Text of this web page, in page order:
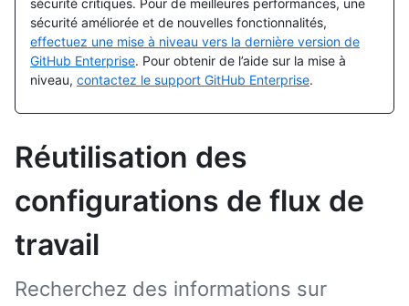
sécurité critiques. Pour de meilleures performances, une
sécurité améliorée et de nouvelles fonctionnalités,
effectuez une mise à niveau vers la dernière version de
GitHub Enterprise. Pour obtenir de l’aide sur la mise à
niveau, contactez le support GitHub Enterprise.
Réutilisation des
configurations de flux de
travail
Recherchez des informations sur